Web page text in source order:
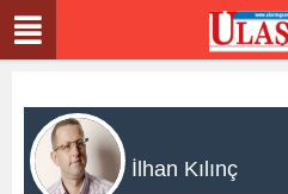
İlhan Kılınç